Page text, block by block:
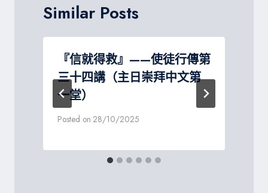
Similar Posts
『信就得救』——使徒行傳第
三十四講（主日崇拜中文第
一堂）
Posted on 28/10/2025